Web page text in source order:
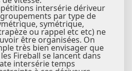
intersérie dériveur
par type de
symétrique,
ou rappel etc etc) ne
être organisées. On
très bien envisager que
les Fireball se lancent dans
intersérie temps